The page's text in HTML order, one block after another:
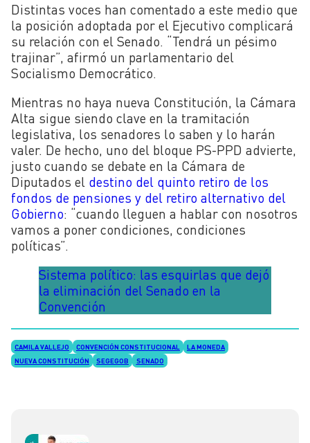
Distintas voces han comentado a este medio que
la posición adoptada por el Ejecutivo complicará
su relación con el Senado. “Tendrá un pésimo
trajinar”, afirmó un parlamentario del
Socialismo Democrático.
Mientras no haya nueva Constitución, la Cámara
Alta sigue siendo clave en la tramitación
legislativa, los senadores lo saben y lo harán
valer. De hecho, uno del bloque PS-PPD advierte,
justo cuando se debate en la Cámara de
Diputados el destino del quinto retiro de los
fondos de pensiones y del retiro alternativo del
Gobierno: “cuando lleguen a hablar con nosotros
vamos a poner condiciones, condiciones
políticas”.
Sistema político: las esquirlas que dejó
la eliminación del Senado en la
Convención
CAMILA VALLEJO CONVENCIÓN CONSTITUCIONAL
LA MONEDA
NUEVA CONSTITUCIÓN
SEGEGOB SENADO